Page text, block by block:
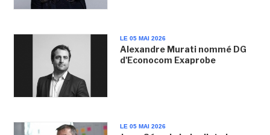
LE 05 MAI 2026
Alexandre Murati nommé DG
d'Econocom Exaprobe
LE 05 MAI 2026